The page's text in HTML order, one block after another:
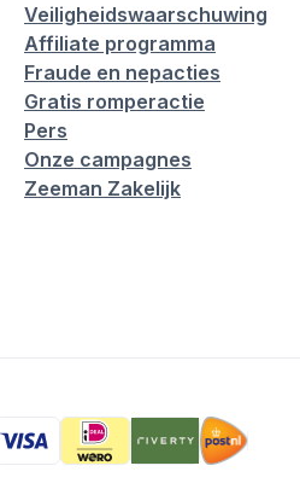
Veiligheidswaarschuwing
Affiliate programma
Fraude en nepacties
Gratis romperactie
Pers
Onze campagnes
Zeeman Zakelijk